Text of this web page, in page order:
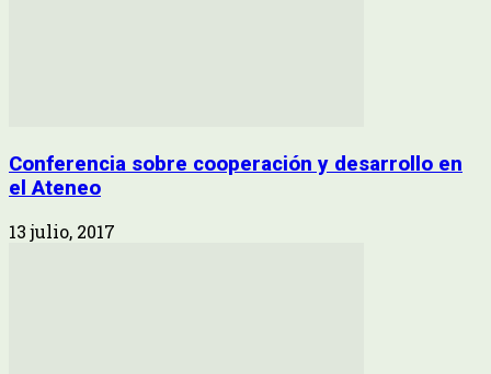
Conferencia sobre cooperación y desarrollo en
el Ateneo
13 julio, 2017